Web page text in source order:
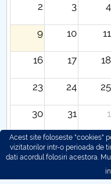
2 3 4
9 10 11
16 17 18
23 24 25
30 31 1
Acest site foloseste "cookies"
vizitatorilor intr-o perioada de
dati acordul folosiri acestora.